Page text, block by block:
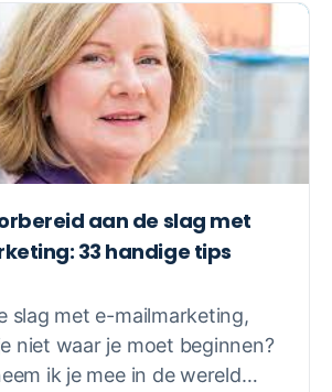
aan de slag met
33 handige tips
slag met e-mailmarketing,
niet waar je moet beginnen?
ik je mee in de wereld…